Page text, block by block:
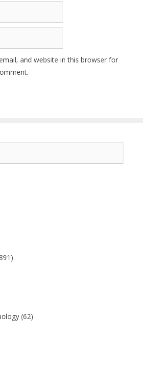
and website in this browser for
(62)